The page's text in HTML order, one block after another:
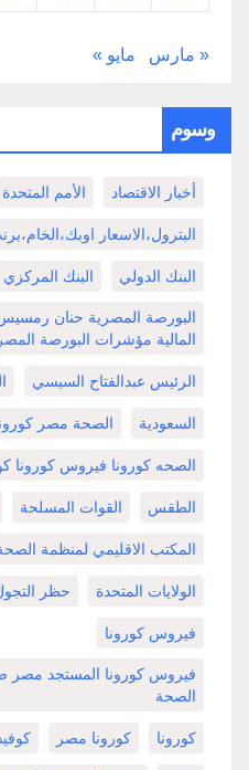
« مارس مايو »
وسوم
أخبار الاقتصاد الأمم المتحدة
البترول،الاسعار
البنك الدولي البنك المركزي
البورصة المصرية حنان رمسيس
المالية مؤشرات البورصة
الرئيس عبدالفتاح السيسي
السعودية الصحة مصر
الصحه كورونا فيروس كورونا
الطقس القوات المسلحة
المكتب الاقليمي لمنظمة
الولايات المتحدة حظر
فيروس كورونا
فيروس كورونا المستجد مصر
الصحة
كورونا كورونا مصر كوفيد